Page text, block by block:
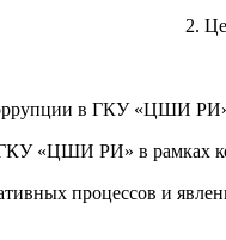
2.
в ГКУ «ЦШИ
«ЦШИ РИ» в рамках
процессов и